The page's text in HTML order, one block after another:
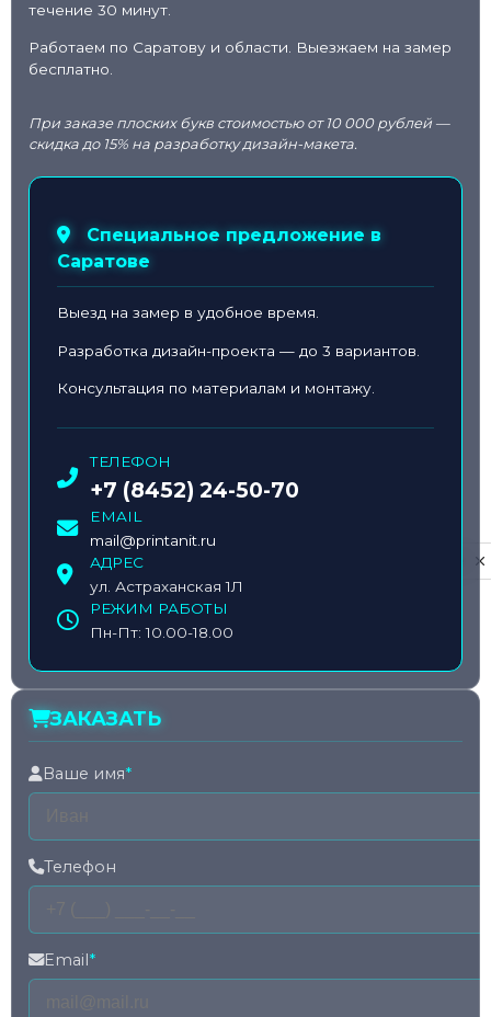
течение 30 минут.
Работаем по Саратову и области. Выезжаем на замер
бесплатно.
При заказе плоских букв стоимостью от 10 000 рублей —
скидка до 15% на разработку дизайн-макета.
Специальное предложение в
Саратове
Выезд на замер в удобное время.
Разработка дизайн-проекта — до 3 вариантов.
Консультация по материалам и монтажу.
ТЕЛЕФОН
+7 (8452) 24-50-70
EMAIL
mail@printanit.ru
АДРЕС
ул. Астраханская 1Л
РЕЖИМ РАБОТЫ
Пн-Пт: 10.00-18.00
ЗАКАЗАТЬ
Ваше имя*
Телефон
Email *